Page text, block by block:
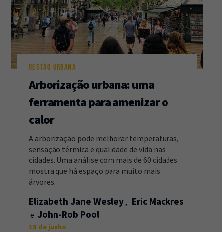
GESTÃO URBANA
Arborização urbana: uma
ferramenta para amenizar o
calor
A arborização pode melhorar temperaturas,
sensação térmica e qualidade de vida nas
cidades. Uma análise com mais de 60 cidades
mostra que há espaço para muito mais
árvores.
Elizabeth Jane Wesley
Eric Mackres
John-Rob Pool
18 de junho